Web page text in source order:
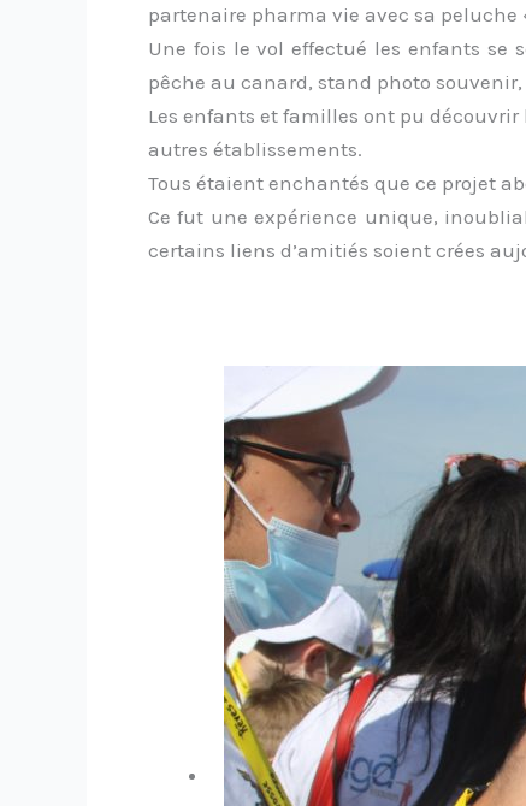
partenaire pharma vie avec sa peluche
Une fois le vol effectué les enfants
pêche au canard, stand photo
Les enfants et familles ont pu
autres établissements.
Tous étaient enchantés que ce projet
Ce fut une expérience unique,
certains liens d’amitiés soient crées